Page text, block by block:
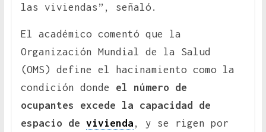
las viviendas”, señaló.
El académico comentó que la
Organización Mundial de la Salud
(OMS) define el hacinamiento como la
condición donde el número de
ocupantes excede la capacidad de
espacio de vivienda , y se rigen por